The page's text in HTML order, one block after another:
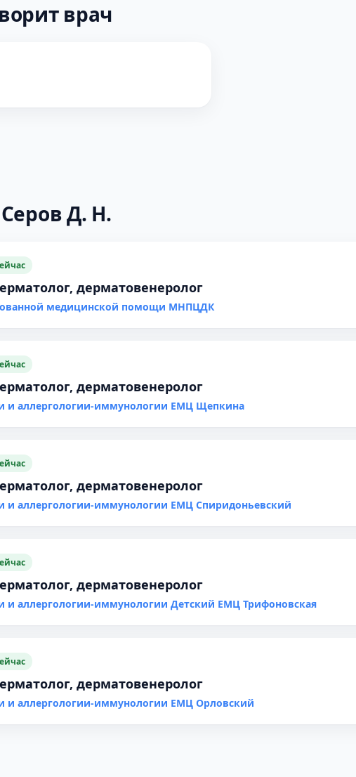
врач
Д. Н.
дерматовенеролог
медицинской помощи МНПЦДК
дерматовенеролог
и аллергологии-иммунологии ЕМЦ Щепкина
дерматовенеролог
и аллергологии-иммунологии ЕМЦ Спиридоньевский
дерматовенеролог
и аллергологии-иммунологии Детский ЕМЦ Трифоновская
дерматовенеролог
и аллергологии-иммунологии ЕМЦ Орловский